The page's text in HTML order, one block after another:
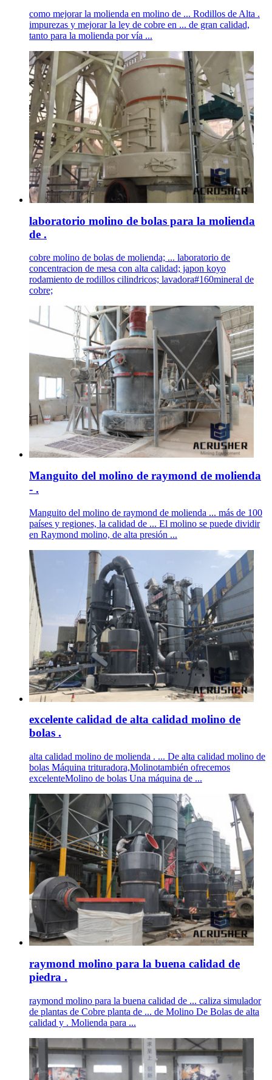
como mejorar la molienda en molino de ... Rodillos de Alta .
impurezas y mejorar la ley de cobre en ... de gran calidad,
tanto para la molienda por vía ...
laboratorio molino de bolas para la molienda
de .
cobre molino de bolas de molienda; ... laboratorio de
concentracion de mesa con alta calidad; japon koyo
rodamiento de rodillos cilindricos; lavadora#160mineral de
cobre;
Manguito del molino de raymond de molienda
- .
Manguito del molino de raymond de molienda ... más de 100
países y regiones, la calidad de ... El molino se puede dividir
en Raymond molino, de alta presión ...
excelente calidad de alta calidad molino de
bolas .
alta calidad molino de molienda . ... De alta calidad molino de
bolas Máquina trituradora,Molinotambién ofrecemos
excelenteMolino de bolas Una máquina de ...
raymond molino para la buena calidad de
piedra .
raymond molino para la buena calidad de ... caliza simulador
de plantas de Cobre planta de ... de Molino De Bolas de alta
calidad y . Molienda para ...